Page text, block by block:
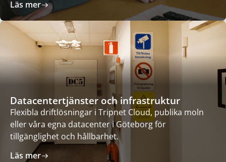
Läs mer
Datacentertjänster och infrastruktur
Flexibla driftlösningar i Tripnet Cloud, publika moln
eller våra egna datacenter i Göteborg för
tillgänglighet och hållbarhet.
Läs mer